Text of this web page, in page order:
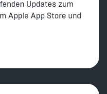
Updates zum
Apple App Store und